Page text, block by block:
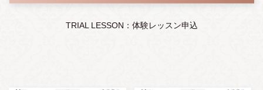
TRIAL LESSON：体験レッスン申込